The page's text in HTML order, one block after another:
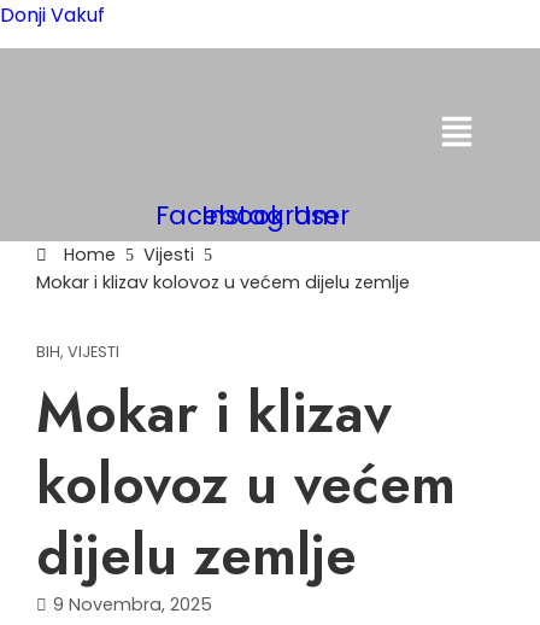
Donji Vakuf
Menu
Facebook
Instagram
User
Home
Vijesti
Mokar i klizav kolovoz u većem dijelu zemlje
BIH, VIJESTI
Mokar i klizav
kolovoz u većem
dijelu zemlje
9 Novembra, 2025